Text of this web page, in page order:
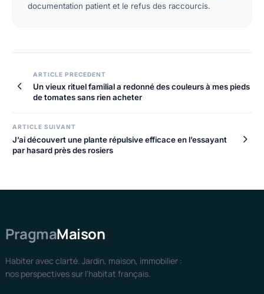
documentation patient et le refus des raccourcis.
ARTICLE PRECEDENT
Un vieux rituel familial a redonné des couleurs à mes pieds
de tomates sans rien acheter
ARTICLE SUIVANT
J’ai découvert une plante répulsive efficace en l’essayant
par hasard près des rosiers
PragmaMaison
Habiter avec clarté. Jardin, maison, immobilier :
nos perspectives sur l'habitat français.